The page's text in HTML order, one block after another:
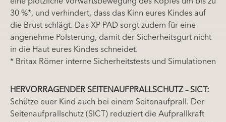
eine plötzliche Vorwärtsbewegung des Kopfes um bis zu
30 %*, und verhindert, dass das Kinn eures Kindes auf
die Brust schlägt. Das XP-PAD sorgt zudem für eine
angenehme Polsterung, damit der Sicherheitsgurt nicht
in die Haut eures Kindes schneidet.
* Britax Römer interne Sicherheitstests und Simulationen
HERVORRAGENDER SEITENAUFPRALLSCHUTZ – SICT:
Schütze euer Kind auch bei einem Seitenaufprall. Der
Seitenaufprallschutz (SICT) reduziert die Aufprallkraft